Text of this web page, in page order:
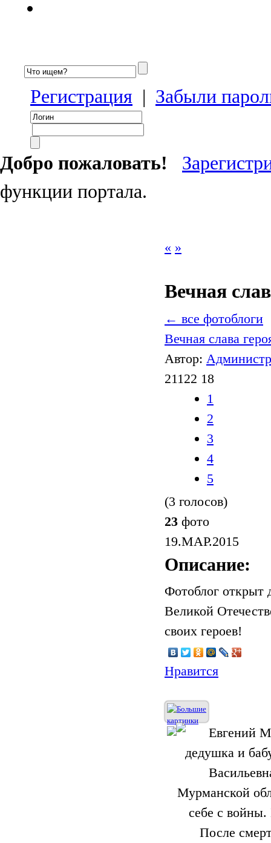
Регистрация | Забыли
Добро пожаловать!
функции портала.
« »
Вечная
← все фотоблоги
Вечная слава
Автор:
21122 18
1
2
3
4
5
(3 голосов)
23 фото
19.МАР.2015
Описание:
Фотоблог открыт
Великой
своих героев!
Нравится